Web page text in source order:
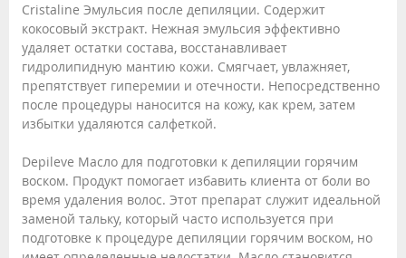
Cristaline Эмульсия после депиляции. Содержит
кокосовый экстракт. Нежная эмульсия эффективно
удаляет остатки состава, восстанавливает
гидролипидную мантию кожи. Смягчает, увлажняет,
препятствует гиперемии и отечности. Непосредственно
после процедуры наносится на кожу, как крем, затем
избытки удаляются салфеткой.
Depileve Масло для подготовки к депиляции горячим
воском. Продукт помогает избавить клиента от боли во
время удаления волос. Этот препарат служит идеальной
заменой тальку, который часто используется при
подготовке к процедуре депиляции горячим воском, но